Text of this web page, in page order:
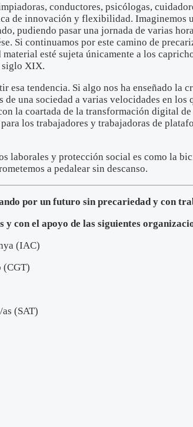
conductores, psicólogas,
de innovación y flexibilidad. Imaginemos
pudiendo pasar una jornada de varias
Si continuamos por este camino de
esté sujeta únicamente a los
siglo XIX.
esa tendencia. Si algo nos ha enseñado
una sociedad a varias velocidades en los
la coartada de la transformación digital
los trabajadores y trabajadoras de
laborales y protección social es como la
a pedalear sin descanso.
por un futuro sin precariedad y con
con el apoyo de las siguientes
(IAC)
(CGT)
(SAT)